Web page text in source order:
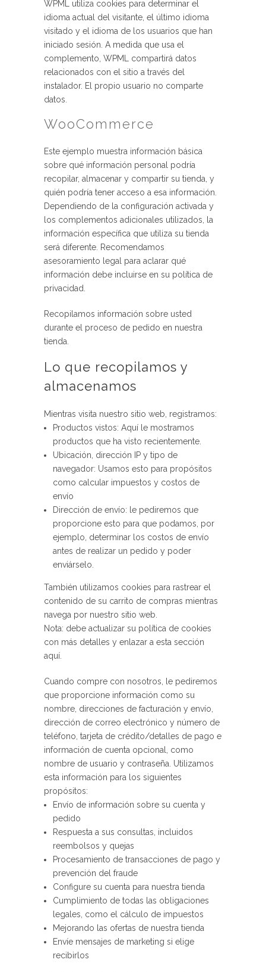
WPML utiliza cookies para determinar el
idioma actual del visitante, el último idioma
visitado y el idioma de los usuarios que han
iniciado sesión. A medida que usa el
complemento, WPML compartirá datos
relacionados con el sitio a través del
instalador. El propio usuario no comparte
datos.
WooCommerce
Este ejemplo muestra información básica
sobre qué información personal podría
recopilar, almacenar y compartir su tienda, y
quién podría tener acceso a esa información.
Dependiendo de la configuración activada y
los complementos adicionales utilizados, la
información específica que utiliza su tienda
será diferente. Recomendamos
asesoramiento legal para aclarar qué
información debe incluirse en su política de
privacidad.
Recopilamos información sobre usted
durante el proceso de pedido en nuestra
tienda.
Lo que recopilamos y
almacenamos
Mientras visita nuestro sitio web, registramos:
Productos vistos: Aquí le mostramos
productos que ha visto recientemente.
Ubicación, dirección IP y tipo de
navegador: Usamos esto para propósitos
como calcular impuestos y costos de
envío
Dirección de envío: le pediremos que
proporcione esto para que podamos, por
ejemplo, determinar los costos de envío
antes de realizar un pedido y poder
enviárselo.
También utilizamos cookies para rastrear el
contenido de su carrito de compras mientras
navega por nuestro sitio web.
Nota: debe actualizar su política de cookies
con más detalles y enlazar a esta sección
aquí.
Cuando compre con nosotros, le pediremos
que proporcione información como su
nombre, direcciones de facturación y envío,
dirección de correo electrónico y número de
teléfono, tarjeta de crédito/detalles de pago e
información de cuenta opcional, como
nombre de usuario y contraseña. Utilizamos
esta información para los siguientes
propósitos:
Envío de información sobre su cuenta y
pedido
Respuesta a sus consultas, incluidos
reembolsos y quejas
Procesamiento de transacciones de pago y
prevención del fraude
Configure su cuenta para nuestra tienda
Cumplimiento de todas las obligaciones
legales, como el cálculo de impuestos
Mejorando las ofertas de nuestra tienda
Envíe mensajes de marketing si elige
recibirlos